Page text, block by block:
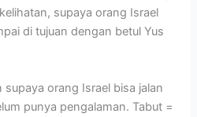
supaya orang Israel
di tujuan dengan betul Yus
orang Israel bisa jalan
punya pengalaman. Tabut =